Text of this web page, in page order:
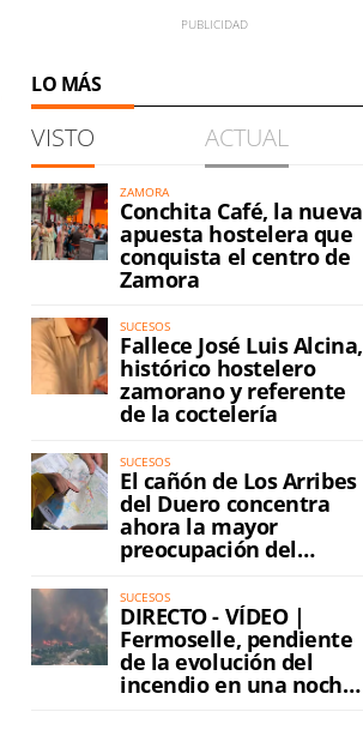
LO MÁS
VISTO ACTUAL
ZAMORA
Conchita Café, la nueva
apuesta hostelera que
conquista el centro de
Zamora
SUCESOS
Fallece José Luis Alcina,
histórico hostelero
zamorano y referente
de la coctelería
SUCESOS
El cañón de Los Arribes
del Duero concentra
ahora la mayor
preocupación del
incendio
SUCESOS
DIRECTO - VÍDEO |
Fermoselle, pendiente
de la evolución del
incendio en una noche